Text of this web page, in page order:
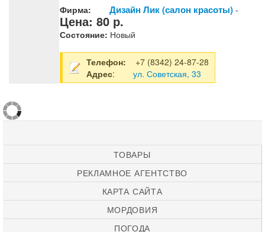
Фирма:
Дизайн Лик (салон красоты) -
Цена: 80 р.
Состояние: Новый
Телефон:
+7 (8342) 24-87-28
Адрес: ул. Советская, 33
ТОВАРЫ
РЕКЛАМНОЕ АГЕНТСТВО
КАРТА САЙТА
МОРДОВИЯ
ПОГОДА